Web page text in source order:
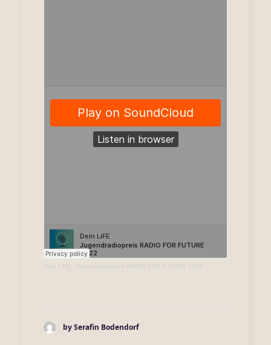
Dein LiFE Jugendradiopreis RADIO FOR FUTURE 2022
by Serafin Bodendorf